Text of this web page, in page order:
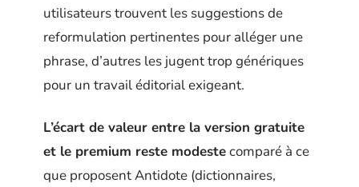
utilisateurs trouvent les suggestions de
reformulation pertinentes pour alléger une
phrase, d’autres les jugent trop génériques
pour un travail éditorial exigeant.
L’écart de valeur entre la version gratuite
et le premium reste modestecomparé à ce
que proposent Antidote (dictionnaires,